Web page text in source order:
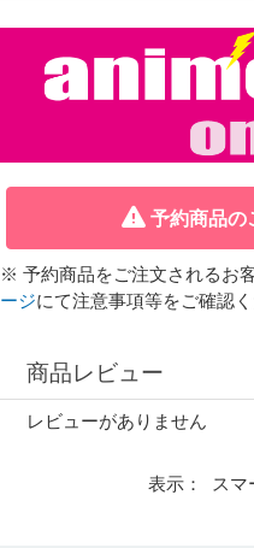
予約商品の
※ 予約商品をご注文されるお
ージにて注意事項等をご確認く
商品レビュー
レビューがありません
表示： スマ